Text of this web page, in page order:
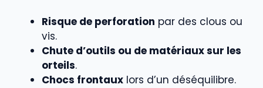
Risque de perforation par des clous ou
vis.
Chute d’outils ou de matériaux sur les
orteils.
Chocs frontaux lors d’un déséquilibre.